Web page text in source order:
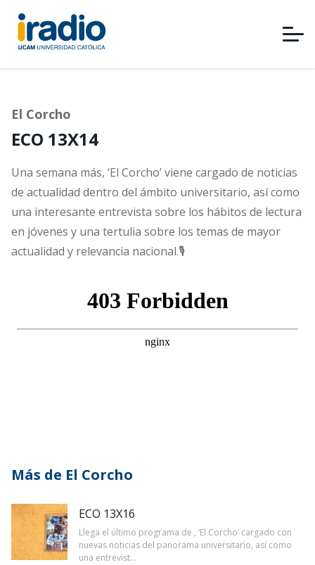
Pasar
contenido
principal
El Corcho
ECO 13X14
Una semana más, ‘El Corcho’ viene cargado de noticias
de actualidad dentro del ámbito universitario, así como
una interesante entrevista sobre los hábitos de lectura
en jóvenes y una tertulia sobre los temas de mayor
actualidad y relevancia nacional.🎙
Más de El Corcho
ECO 13X16
Llega el último programa de , ‘El Corcho’ cargado con
nuevas noticias del panorama universitario, así como
una entrevist...